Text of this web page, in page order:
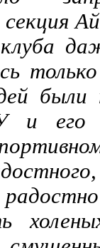
секция
были
и